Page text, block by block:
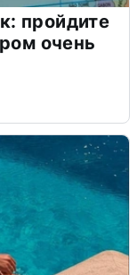
пройдите
очень